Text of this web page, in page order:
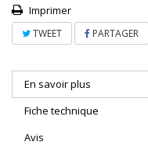
Imprimer
TWEET PARTAGER
En savoir plus
Fiche technique
Avis